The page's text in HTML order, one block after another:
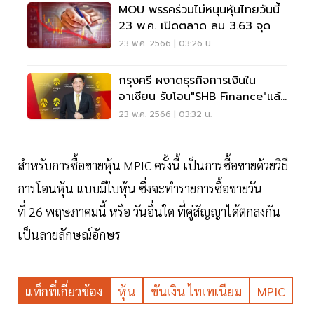
MOU พรรคร่วมไม่หนุนหุ้นไทยวันนี้
23 พ.ค. เปิดตลาด ลบ 3.63 จุด
23 พ.ค. 2566 | 03:26 น.
กรุงศรี ผงาดธุรกิจการเงินใน
อาเซียน รับโอน"SHB Finance"แล้ว
50%
23 พ.ค. 2566 | 03:32 น.
สำหรับการซื้อขายหุ้น MPIC ครั้งนี้ เป็นการซื้อขายด้วยวิธี
การโอนหุ้น แบบมีใบหุ้น ซึ่งจะทำรายการซื้อขายวัน
ที่ 26 พฤษภาคมนี้ หรือ วันอื่นใด ที่คู่สัญญาได้ตกลงกัน
เป็นลายลักษณ์อักษร
แท็กที่เกี่ยวข้อง หุ้น ขันเงิน ไทเทเนียม MPIC